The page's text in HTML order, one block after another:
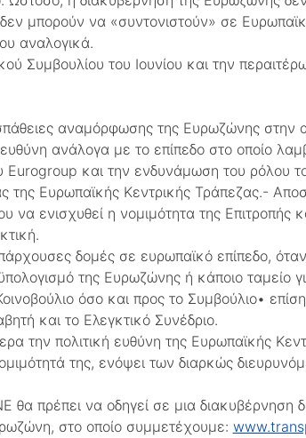
μπορούν να «συντονιστούν» σε
αναλογικά.
Συμβουλίου του Ιουνίου και την
αναμόρφωσης της Ευρωζώνης
ανάλογα με το επίπεδο στο οποίο
και την ενδυνάμωση του ρόλου
της Ευρωπαϊκής Κεντρικής Τράπεζας.-
να ενισχυθεί η νομιμότητα της Επιτροπής
δομές σε ευρωπαϊκό επίπεδο,
της Ευρωζώνης ή κάποιο ταμείο
όσο και προς το Συμβούλιο•
και το Ελεγκτικό Συνέδριο.
την πολιτική ευθύνη της Ευρωπαϊκής
της, ενόψει των διαρκώς
πρέπει να οδηγεί σε μια διακυβέρνηση
στο οποίο συμμετέχουμε: